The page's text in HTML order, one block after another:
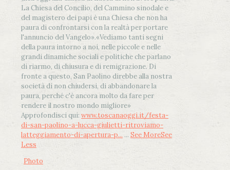
La Chiesa del Concilio, del Cammino sinodale e
del magistero dei papi è una Chiesa che non ha
paura di confrontarsi con la realtà per portare
l'annuncio del Vangelo».«Vediamo tanti segni
della paura intorno a noi, nelle piccole e nelle
grandi dinamiche sociali e politiche che parlano
di riarmo, di chiusura e di remigrazione. Di
fronte a questo, San Paolino direbbe alla nostra
società di non chiudersi, di abbandonare la
paura, perché c'è ancora molto da fare per
rendere il nostro mondo migliore»
Approfondisci qui: www.toscanaoggi.it/festa-
di-san-paolino-a-lucca-giulietti-ritroviamo-
latteggiamento-di-apertura-p... ... See MoreSee
Less
Photo